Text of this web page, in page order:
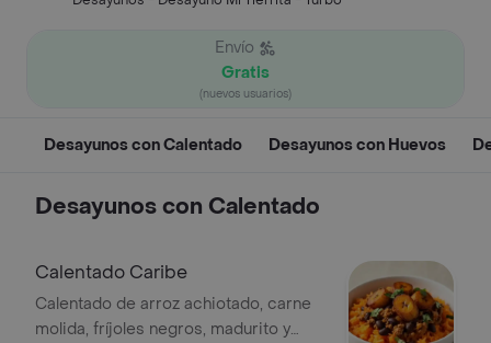
Envío
Gratis
(nuevos usuarios)
Desayunos con Calentado Desayunos con Huevos
Desayunos con Calentado
Calentado Caribe
Calentado de arroz achiotado, carne
molida, fríjoles negros, madurito y